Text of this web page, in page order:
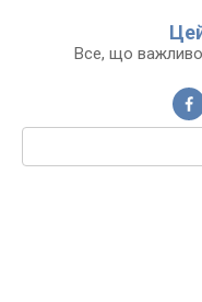
Все, що важливо
Пошук: